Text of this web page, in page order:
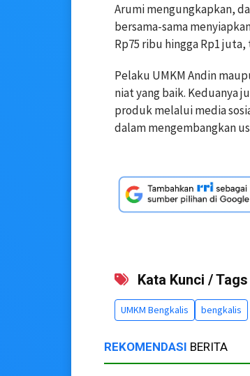
Arumi mengungkapkan,
bersama-sama
Rp75 ribu hingga Rp1
Pelaku UMKM Andin
niat yang baik. Keduanya
produk melalui media
dalam mengembangkan
Kata Kunci / Tags
UMKM Bengkalis bengkalis
REKOMENDASI BERITA